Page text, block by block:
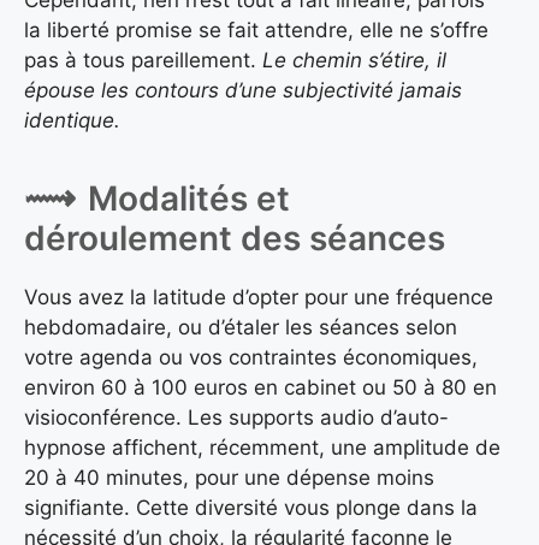
la liberté promise se fait attendre, elle ne s’offre
pas à tous pareillement. Le chemin s’étire, il
épouse les contours d’une subjectivité jamais
identique.
Modalités et
déroulement des séances
Vous avez la latitude d’opter pour une fréquence
hebdomadaire, ou d’étaler les séances selon
votre agenda ou vos contraintes économiques,
environ 60 à 100 euros en cabinet ou 50 à 80 en
visioconférence. Les supports audio d’auto-
hypnose affichent, récemment, une amplitude de
20 à 40 minutes, pour une dépense moins
signifiante. Cette diversité vous plonge dans la
nécessité d’un choix, la régularité façonne le